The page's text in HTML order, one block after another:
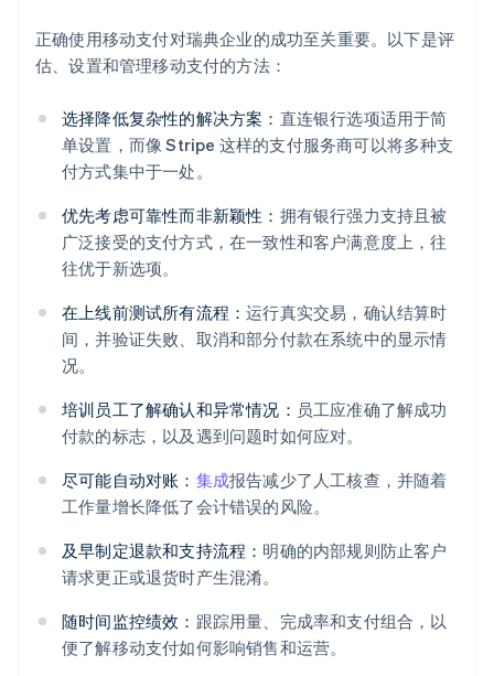
正确使用移动支付对瑞典企业的成功至关重要。以下是评
估、设置和管理移动支付的方法：
选择降低复杂性的解决方案： 直连银行选项适用于简
单设置，而像 Stripe 这样的支付服务商可以将多种支
付方式集中于一处。
优先考虑可靠性而非新颖性： 拥有银行强力支持且被
广泛接受的支付方式，在一致性和客户满意度上，往
往优于新选项。
在上线前测试所有流程：运行真实交易，确认结算时
间，并验证失败、取消和部分付款在系统中的显示情
况。
培训员工了解确认和异常情况： 员工应准确了解成功
付款的标志，以及遇到问题时如何应对。
尽可能自动对账： 集成报告减少了人工核查，并随着
工作量增长降低了会计错误的风险。
及早制定退款和支持流程： 明确的内部规则防止客户
请求更正或退货时产生混淆。
随时间监控绩效： 跟踪用量、完成率和支付组合，以
便了解移动支付如何影响销售和运营。